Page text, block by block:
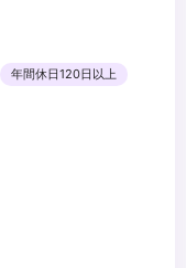
年間休日120日以上